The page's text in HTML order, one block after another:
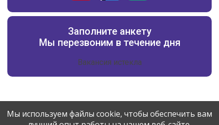
Заполните анкету
Мы перезвоним в течение дня
Вакансия истекла
Мы используем файлы cookie, чтобы обеспечить вам